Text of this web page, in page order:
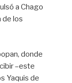
a Chago
de los
donde
–este
Yaquis de